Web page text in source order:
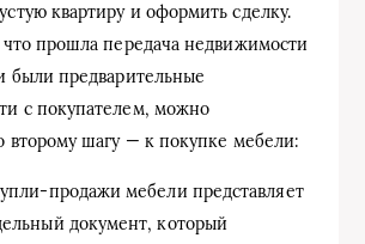
квартиру и оформить сделку.
что прошла передача недвижимости
были предварительные
с покупателем, можно
второму шагу — к покупке мебели:
продажи мебели представляет
документ, который